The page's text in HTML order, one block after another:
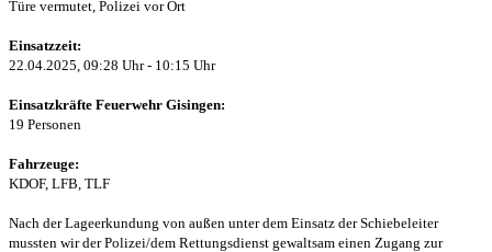
Türe vermutet, Polizei vor Ort
Einsatzzeit:
22.04.2025, 09:28 Uhr - 10:15 Uhr
Einsatzkräfte Feuerwehr Gisingen:
19 Personen
Fahrzeuge:
KDOF, LFB, TLF
Nach der Lageerkundung von außen unter dem Einsatz der Schiebeleiter
mussten wir der Polizei/dem Rettungsdienst gewaltsam einen Zugang zur